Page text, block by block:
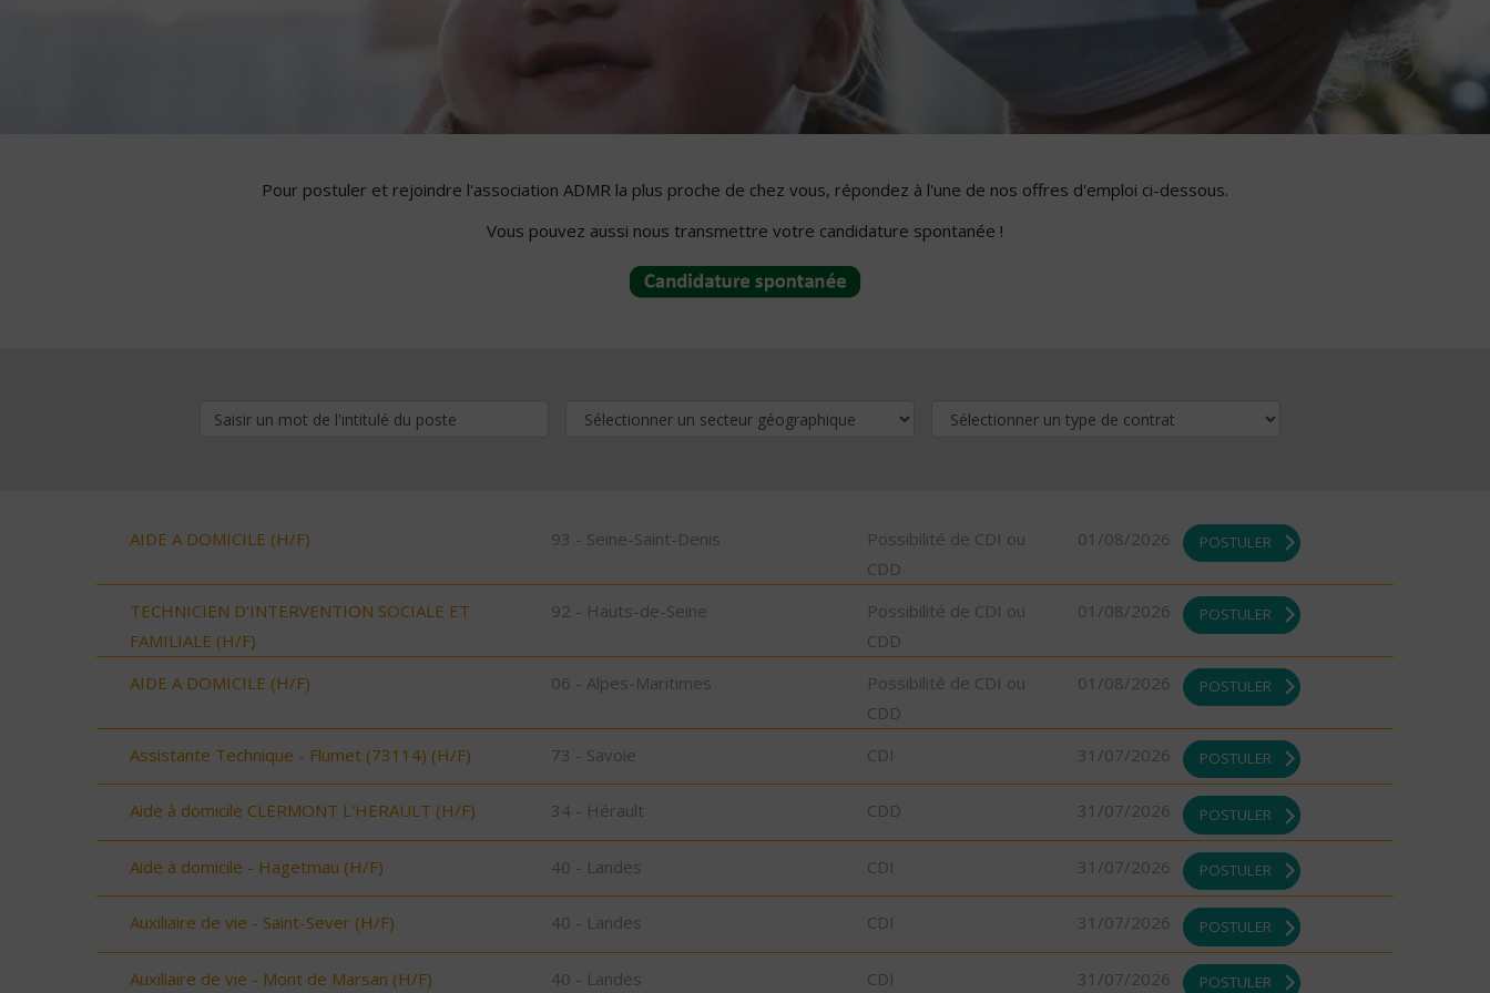
Pour postuler et rejoindre l'association ADMR la plus proche de chez vous, répondez à l'une de nos offres d'emploi ci-dessous.
Vous pouvez aussi nous transmettre votre candidature spontanée !
AIDE A DOMICILE (H/F) 93 - Seine-Saint-Denis
Possibilité de CDI ou
CDD
01/08/2026 POSTULER
TECHNICIEN D’INTERVENTION SOCIALE ET
FAMILIALE (H/F)
92 - Hauts-de-Seine
Possibilité de CDI ou
CDD
01/08/2026 POSTULER
AIDE A DOMICILE (H/F) 06 - Alpes-Maritimes
Possibilité de CDI ou
CDD
01/08/2026 POSTULER
Assistante Technique - Flumet (73114) (H/F) 73 - Savoie CDI 31/07/2026 POSTULER
Aide à domicile CLERMONT L'HERAULT (H/F) 34 - Hérault CDD 31/07/2026 POSTULER
Aide à domicile - Hagetmau (H/F) 40 - Landes CDI 31/07/2026 POSTULER
Auxiliaire de vie - Saint-Sever (H/F) 40 - Landes CDI 31/07/2026 POSTULER
Auxiliaire de vie - Mont de Marsan (H/F) 40 - Landes CDI 31/07/2026 POSTULER